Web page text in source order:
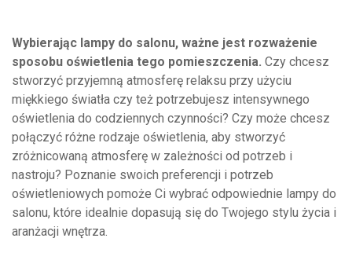
Wybierając lampy do salonu, ważne jest rozważenie
sposobu oświetlenia tego pomieszczenia. Czy chcesz
stworzyć przyjemną atmosferę relaksu przy użyciu
miękkiego światła czy też potrzebujesz intensywnego
oświetlenia do codziennych czynności? Czy może chcesz
połączyć różne rodzaje oświetlenia, aby stworzyć
zróżnicowaną atmosferę w zależności od potrzeb i
nastroju? Poznanie swoich preferencji i potrzeb
oświetleniowych pomoże Ci wybrać odpowiednie lampy do
salonu, które idealnie dopasują się do Twojego stylu życia i
aranżacji wnętrza.